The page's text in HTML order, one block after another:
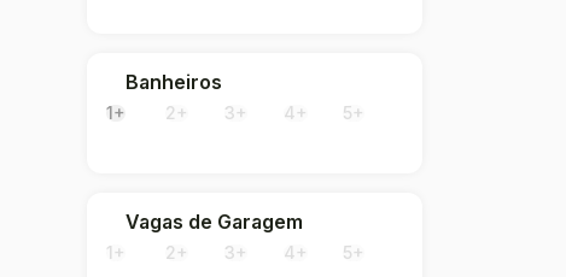
Banheiros
1+ 2+ 3+ 4+ 5+
Vagas de Garagem
1+ 2+ 3+ 4+ 5+